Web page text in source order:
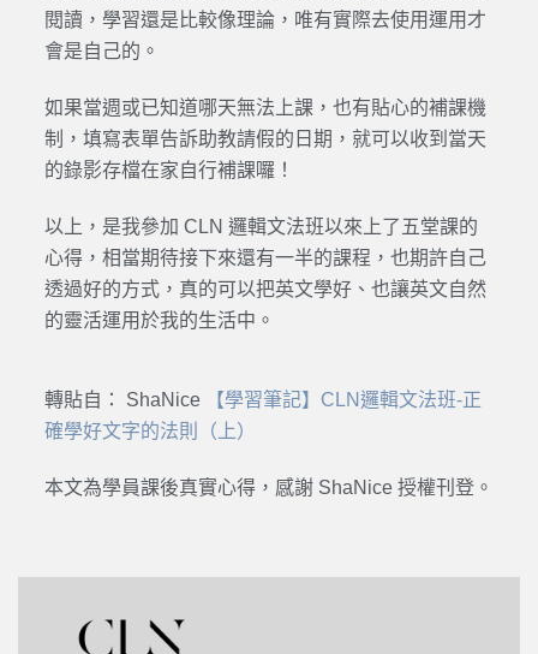
閱讀，學習還是比較像理論，唯有實際去使用運用才
會是自己的。
如果當週或已知道哪天無法上課，也有貼心的補課機
制，填寫表單告訴助教請假的日期，就可以收到當天
的錄影存檔在家自行補課囉！
以上，是我參加 CLN 邏輯文法班以來上了五堂課的
心得，相當期待接下來還有一半的課程，也期許自己
透過好的方式，真的可以把英文學好、也讓英文自然
的靈活運用於我的生活中。
轉貼自： ShaNice
【學習筆記】CLN邏輯文法班-正
確學好文字的法則（上）
本文為學員課後真實心得，感謝 ShaNice 授權刊登。